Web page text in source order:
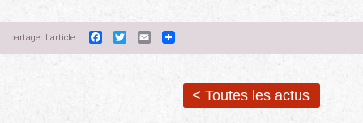
partager l'article : Facebook
TwitterEmail
< Toutes les actus